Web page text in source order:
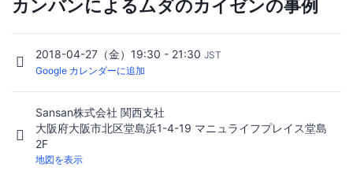
カンバンによるムダのカイゼンの事例
2018-04-27（金）19:30 - 21:30 JST
Google カレンダーに追加
Sansan株式会社 関西支社
大阪府大阪市北区堂島浜1-4-19 マニュライフプレイス堂島
2F
地図を表示